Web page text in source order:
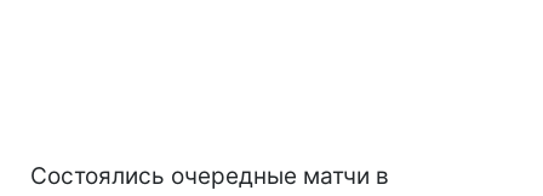
Состоялись очередные матчи в